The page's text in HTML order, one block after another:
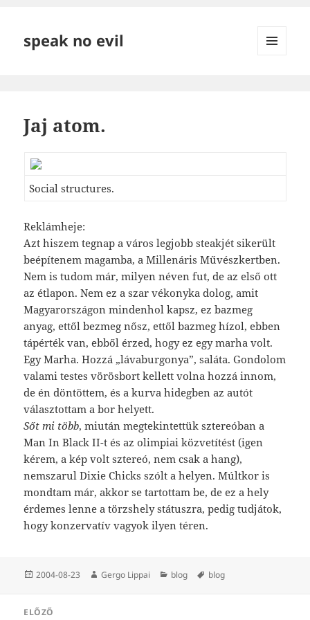
speak no evil
Jaj atom.
Social structures.
Reklámheje:
Azt hiszem tegnap a város legjobb steakjét sikerült
beépítenem magamba, a Millenáris Művészkertben.
Nem is tudom már, milyen néven fut, de az első ott
az étlapon. Nem ez a szar vékonyka dolog, amit
Magyarországon mindenhol kapsz, ez bazmeg
anyag, ettől bezmeg nősz, ettől bazmeg hízol, ebben
tápérték van, ebből érzed, hogy ez egy marha volt.
Egy Marha. Hozzá „lávaburgonya”, saláta. Gondolom
valami testes vörösbort kellett volna hozzá innom,
de én döntöttem, és a kurva hidegben az autót
választottam a bor helyett.
Sőt mi több, miután megtekintettük sztereóban a
Man In Black II-t és az olimpiai közvetítést (igen
kérem, a kép volt sztereó, nem csak a hang),
nemszarul Dixie Chicks szólt a helyen. Múltkor is
mondtam már, akkor se tartottam be, de ez a hely
érdemes lenne a törzshely státuszra, pedig tudjátok,
hogy konzervatív vagyok ilyen téren.
Közzétéve
2004-08-23 Szerző
Gergo Lippai Kategória
blog Címke
blog
ELŐZŐ